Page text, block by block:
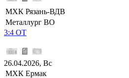
МХК Рязань-ВДВ
Металлург ВО
3:4 ОТ
26.04.2026, Вс
МХК Ермак